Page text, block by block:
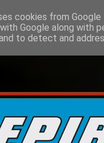
cookies from
Google along with
to detect and